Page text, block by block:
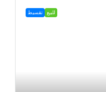
للبيع تقسيط